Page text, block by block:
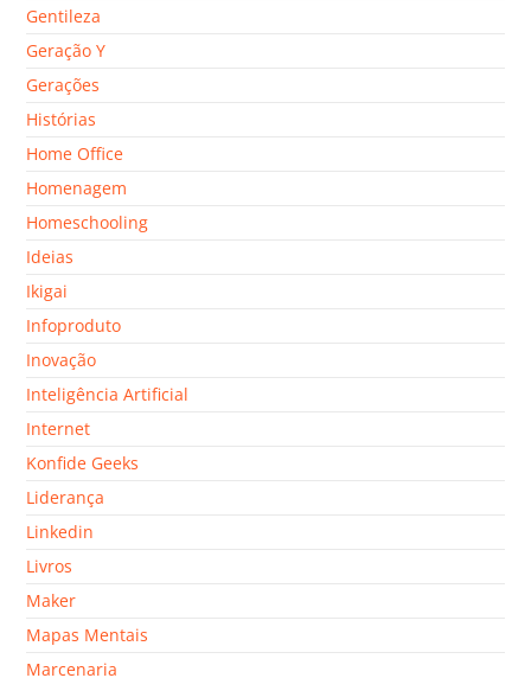
Gentileza
Geração Y
Gerações
Histórias
Home Office
Homenagem
Homeschooling
Ideias
Ikigai
Infoproduto
Inovação
Inteligência Artificial
Internet
Konfide Geeks
Liderança
Linkedin
Livros
Maker
Mapas Mentais
Marcenaria